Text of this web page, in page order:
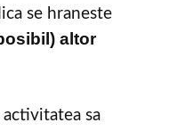
se hraneste
altor
sa